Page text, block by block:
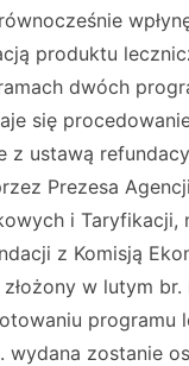
produktu
dwóch
się
z ustawą
Prezesa
i Taryfikacji,
z Komisją
złożony w lutym
programu
wydana zostanie